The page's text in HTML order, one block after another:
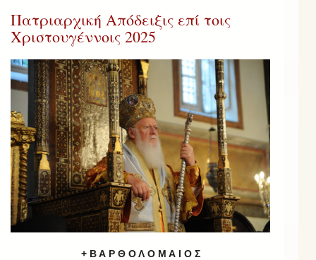
Πατριαρχική Απόδειξις επί τοις
Χριστουγέννοις 2025
+ Β Α Ρ Θ Ο Λ Ο Μ Α Ι Ο Σ